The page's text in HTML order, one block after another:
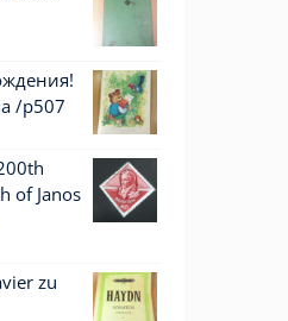
/р507
of Janos
zu